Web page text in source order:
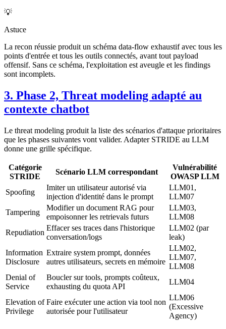
💡
Astuce
La recon réussie produit un schéma data-flow exhaustif avec tous les
points d'entrée et tous les outils connectés, avant tout payload
offensif. Sans ce schéma, l'exploitation est aveugle et les findings
sont incomplets.
3. Phase 2, Threat modeling adapté au
contexte chatbot
Le threat modeling produit la liste des scénarios d'attaque prioritaires
que les phases suivantes vont valider. Adapter STRIDE au LLM
donne une grille spécifique.
Catégorie
STRIDE
Scénario LLM correspondant
Vulnérabilité
OWASP LLM
Spoofing
Imiter un utilisateur autorisé via
injection d'identité dans le prompt
LLM01,
LLM07
Tampering
Modifier un document RAG pour
empoisonner les retrievals futurs
LLM03,
LLM08
Repudiation
Effacer ses traces dans l'historique
conversation/logs
LLM02 (par
leak)
Information
Disclosure
Extraire system prompt, données
autres utilisateurs, secrets en mémoire
LLM02,
LLM07,
LLM08
Denial of
Service
Boucler sur tools, prompts coûteux,
exhausting du quota API
LLM04
Elevation of
Privilege
Faire exécuter une action via tool non
autorisée pour l'utilisateur
LLM06
(Excessive
Agency)